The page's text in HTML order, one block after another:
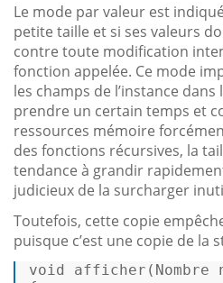
Le mode par valeur est
petite taille et si ses valeurs
contre toute modification
fonction appelée. Ce mode
les champs de l’instance
prendre un certain temps et
ressources mémoire
des fonctions récursives, la
tendance à grandir
judicieux de la surcharger
Toutefois, cette copie
puisque c’est une copie de la
void afficher (Nombre